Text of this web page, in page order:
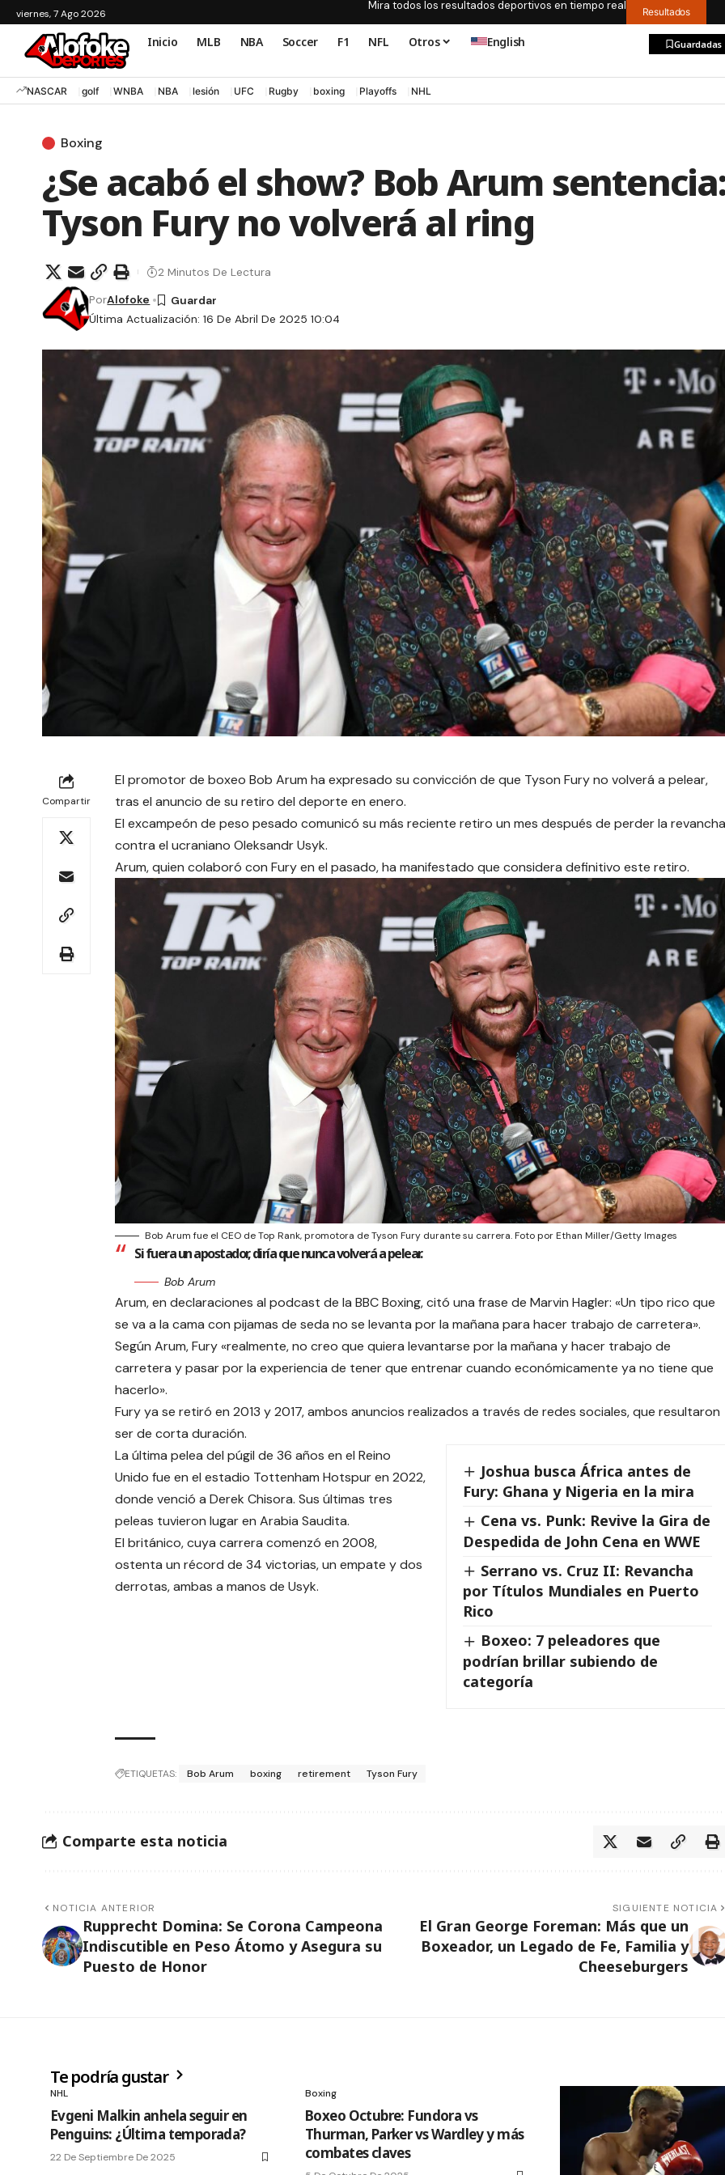
viernes, 7 Ago 2026
Mira todos los resultados deportivos en tiempo real Resultados
Inicio MLB NBA Soccer F1 NFL Otros English Guardadas
NASCAR golf WNBA NBA lesión UFC Rugby boxing Playoffs NHL
Boxing
¿Se acabó el show? Bob Arum
Tyson Fury no volverá al ring
Última Actualización: 16 De Abril De 2025 10:04
PorAlofoke
2 Minutos De Lectura
Compartir
El promotor de boxeo Bob Arum ha expresado su convicción de que Tyson Fury no volverá a pelear,
tras el anuncio de su retiro del deporte en enero.
El excampeón de peso pesado comunicó su más reciente retiro un mes después de perder la revancha
contra el ucraniano Oleksandr Usyk.
Arum, quien colaboró con Fury en el pasado, ha manifestado que considera definitivo este retiro.
Bob Arum fue el CEO de Top Rank, promotora de Tyson Fury durante su carrera. Foto por Ethan Miller/Getty Images
Si fuera un apostador, diría que nunca volverá a pelear.
Bob Arum
Arum, en declaraciones al podcast de la BBC Boxing, citó una frase de Marvin Hagler: «Un tipo rico que
se va a la cama con pijamas de seda no se levanta por la mañana para hacer trabajo de carretera».
Según Arum, Fury «realmente, no creo que quiera levantarse por la mañana y hacer trabajo de
carretera y pasar por la experiencia de tener que entrenar cuando económicamente ya no tiene que
hacerlo».
Fury ya se retiró en 2013 y 2017, ambos anuncios realizados a través de redes sociales, que resultaron
ser de corta duración.
Joshua busca África antes de
Fury: Ghana y Nigeria en la mira
Cena vs. Punk: Revive la Gira de
Despedida de John Cena en WWE
Serrano vs. Cruz II: Revancha
por Títulos Mundiales en Puerto
Rico
Boxeo: 7 peleadores que
podrían brillar subiendo de
categoría
La última pelea del púgil de 36 años en el Reino
Unido fue en el estadio Tottenham Hotspur en 2022,
donde venció a Derek Chisora. Sus últimas tres
peleas tuvieron lugar en Arabia Saudita.
El británico, cuya carrera comenzó en 2008,
ostenta un récord de 34 victorias, un empate y dos
derrotas, ambas a manos de Usyk.
ETIQUETAS: Bob Arum boxing retirement Tyson Fury
Comparte esta noticia
NOTICIA ANTERIOR
Rupprecht Domina: Se Corona Campeona
Indiscutible en Peso Átomo y Asegura su
Puesto de Honor
SIGUIENTE NOTICIA
El Gran George Foreman: Más que un
Boxeador, un Legado de Fe, Familia y
Cheeseburgers
Te podría gustar
NHL
Evgeni Malkin anhela seguir en
Penguins: ¿Última temporada?
22 De Septiembre De 2025
Boxing
Boxeo Octubre: Fundora vs
Thurman, Parker vs Wardley y más
combates claves